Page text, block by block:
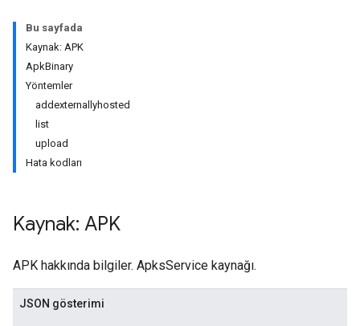
Bu sayfada
Kaynak: APK
ApkBinary
Yöntemler
addexternallyhosted
list
upload
Hata kodları
Kaynak: APK
APK hakkında bilgiler. ApksService kaynağı.
JSON gösterimi